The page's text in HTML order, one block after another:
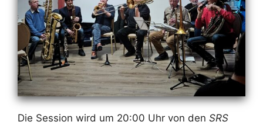
Die Ses­si­on wird um 20:00 Uhr von den SRS